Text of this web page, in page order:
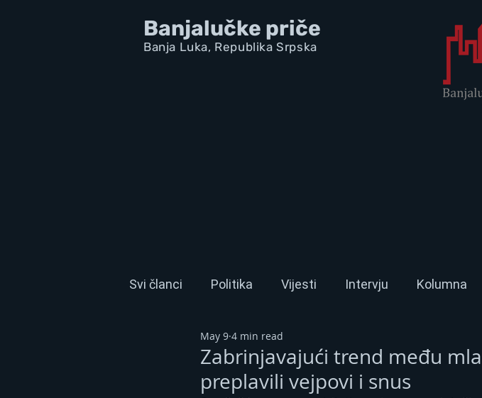
Banjalučke priče
Banja Luka, Republika Srpska
Svi članci Politika Vijesti Intervju Kolumna
Zabrinjavajući trend među
preplavili vejpovi i snus
May 9 4 min read